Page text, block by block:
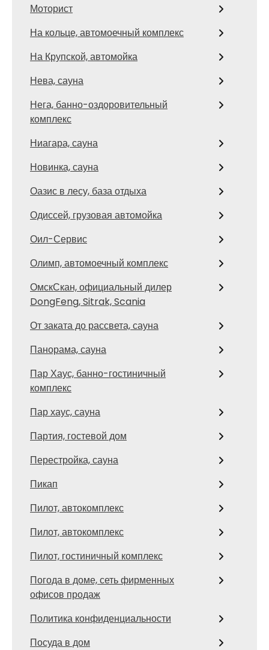
Моторист
На кольце, автомоечный комплекс
На Крупской, автомойка
Нева, сауна
Нега, банно-оздоровительный
комплекс
Ниагара, сауна
Новинка, сауна
Оазис в лесу, база отдыха
Одиссей, грузовая автомойка
Оил-Сервис
Олимп, автомоечный комплекс
ОмскСкан, официальный дилер
DongFeng, Sitrak, Scania
От заката до рассвета, сауна
Панорама, сауна
Пар Хаус, банно-гостиничный
комплекс
Пар хаус, сауна
Партия, гостевой дом
Перестройка, сауна
Пикап
Пилот, автокомплекс
Пилот, автокомплекс
Пилот, гостиничный комплекс
Погода в доме, сеть фирменных
офисов продаж
Политика конфиденциальности
Посуда в дом